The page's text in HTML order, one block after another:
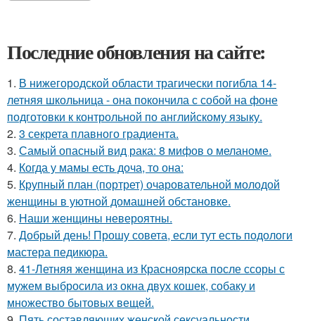
Последние обновления на сайте:
1. В нижегородской области трагически погибла 14-
летняя школьница - она покончила с собой на фоне
подготовки к контрольной по английскому языку.
2. 3 секрета плавного градиента.
3. Самый опасный вид рака: 8 мифов о меланоме.
4. Когда у мамы есть доча, то она:
5. Крупный план (портрет) очаровательной молодой
женщины в уютной домашней обстановке.
6. Наши женщины невероятны.
7. Добрый день! Прошу совета, если тут есть подологи
мастера педикюра.
8. 41-Летняя женщина из Красноярска после ссоры с
мужем выбросила из окна двух кошек, собаку и
множество бытовых вещей.